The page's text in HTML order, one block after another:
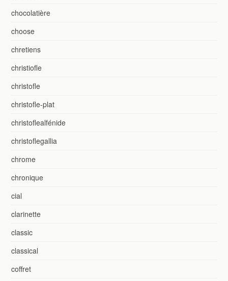
chocolatière
choose
chretiens
christiofle
christofle
christofle-plat
christoflealfénide
christoflegallia
chrome
chronique
cial
clarinette
classic
classical
coffret